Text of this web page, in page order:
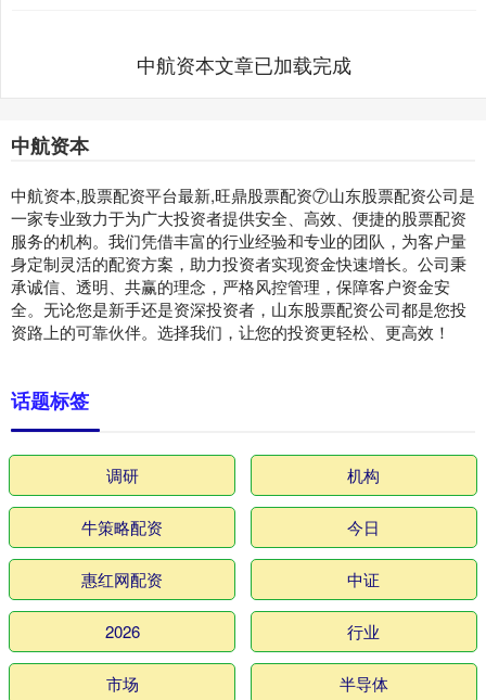
中航资本文章已加载完成
中航资本
中航资本,股票配资平台最新,旺鼎股票配资⑦山东股票配资公司是
一家专业致力于为广大投资者提供安全、高效、便捷的股票配资
服务的机构。我们凭借丰富的行业经验和专业的团队，为客户量
身定制灵活的配资方案，助力投资者实现资金快速增长。公司秉
承诚信、透明、共赢的理念，严格风控管理，保障客户资金安
全。无论您是新手还是资深投资者，山东股票配资公司都是您投
资路上的可靠伙伴。选择我们，让您的投资更轻松、更高效！
话题标签
调研 机构
牛策略配资 今日
惠红网配资 中证
2026 行业
市场 半导体